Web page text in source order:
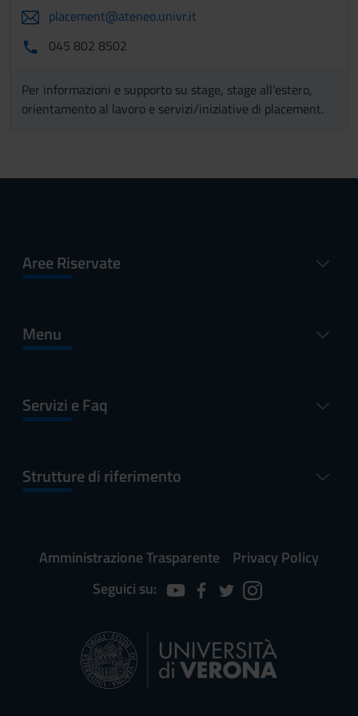
placement@ateneo.univr.it
045 802 8502
Per informazioni e supporto su stage, stage all'estero,
orientamento al lavoro e servizi/iniziative di placement.
Aree Riservate
Menu
Servizi e Faq
Strutture di riferimento
Amministrazione Trasparente
Privacy Policy
Seguici su: